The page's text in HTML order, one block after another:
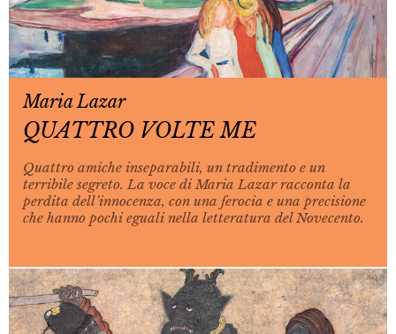
Maria Lazar
QUATTRO VOLTE ME
Quattro amiche inseparabili, un tradimento e un
terribile segreto. La voce di Maria Lazar racconta la
perdita dell’innocenza, con una ferocia e una precisione
che hanno pochi eguali nella letteratura del Novecento.